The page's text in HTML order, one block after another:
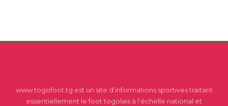
www.togofoot.tg est un site d’informations sportives traitant
essentiellement le foot togolais à l’échelle national et